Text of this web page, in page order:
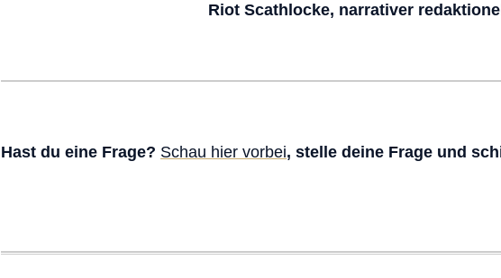
Riot Scathlocke, narrativer
Hast du eine Frage? Schau hier vorbei, stelle deine Frage und